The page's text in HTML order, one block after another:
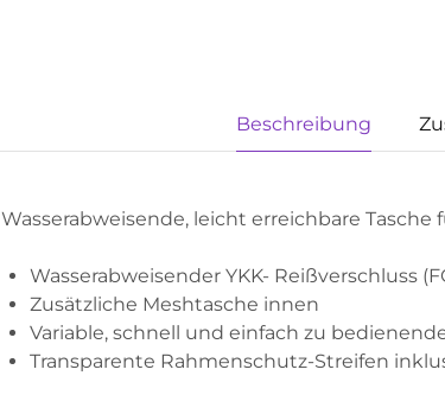
Beschreibung
Wasserabweisende, leicht erreichbare
Wasserabweisender YKK- Reißverschluss
Zusätzliche Meshtasche innen
Variable, schnell und einfach zu
Transparente Rahmenschutz-Streifen